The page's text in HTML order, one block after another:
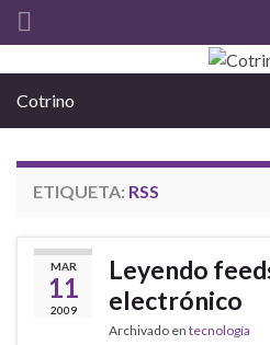
Cotrino
ETIQUETA: RSS
MAR
11
2009
Leyendo
electrónico
Archivado en tecnología